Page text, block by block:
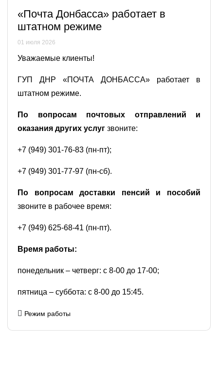
«Почта Донбасса» работает в
штатном режиме
01 июля 2026
Уважаемые клиенты!
ГУП ДНР «ПОЧТА ДОНБАССА» работает в
штатном режиме.
По вопросам почтовых отправлений и
оказания других услуг звоните:
+7 (949) 301-76-83 (пн-пт);
+7 (949) 301-77-97 (пн-сб).
По вопросам доставки пенсий и пособий
звоните в рабочее время:
+7 (949) 625-68-41 (пн-пт).
Время работы:
понедельник – четверг: с 8-00 до 17-00;
пятница – суббота: с 8-00 до 15:45.
Режим работы